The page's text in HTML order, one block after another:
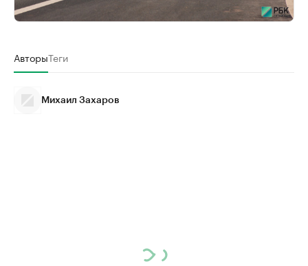
АвторыТеги
Михаил Захаров